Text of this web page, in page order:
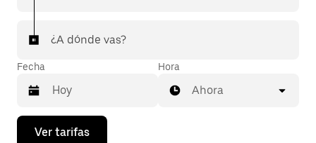
¿A dónde vas?
Fecha
Presiona
Hora
Ahora
Ver tarifas